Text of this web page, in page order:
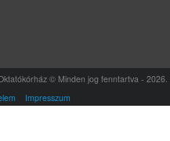
© Minden jog fenntartva - 2026.
Impresszum